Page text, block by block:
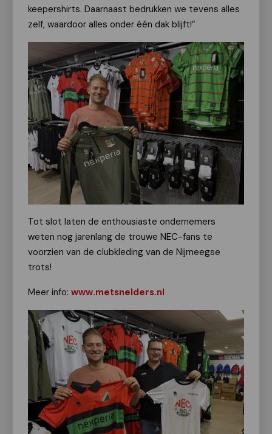
keepershirts. Daarnaast bedrukken we tevens alles
zelf, waardoor alles onder één dak blijft!”
Tot slot laten de enthousiaste ondernemers
weten nog jarenlang de trouwe NEC-fans te
voorzien van de clubkleding van de Nijmeegse
trots!
Meer info: www.metsnelders.nl